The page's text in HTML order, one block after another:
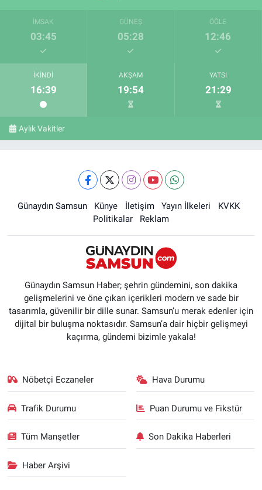
İMSAK
03:45
GÜNEŞ
05:28
ÖĞLE
12:46
İKINDI
16:39
AKŞAM
19:54
YATSI
21:29
Aylık Vakitler
Günaydın Samsun Künye İletişim Yayın İlkeleri
KVKK
Politikalar
Reklam
Günaydın Samsun Haber; şehrin gündemini, son dakika
gelişmelerini ve öne çıkan içerikleri modern ve sade bir
tasarımla, güvenilir bir dille sunar. Samsun’u merak edenler için
dijital bir buluşma noktasıdır. Samsun’a dair hiçbir gelişmeyi
kaçırma, gündemi bizimle yakala!
Nöbetçi Eczaneler Hava Durumu
Trafik Durumu Puan Durumu ve Fikstür
Tüm Manşetler Son Dakika Haberleri
Haber Arşivi